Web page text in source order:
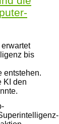
bis
entstehen.
KI den